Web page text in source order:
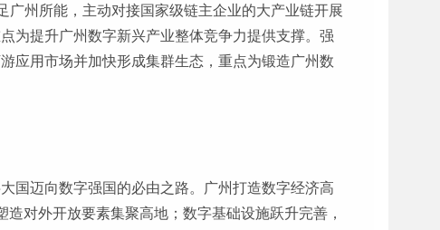
广州所能，主动对接国家级链主企业的大产业链开展
为提升广州数字新兴产业整体竞争力提供支撑。强
应用市场并加快形成集群生态，重点为锻造广州数
国迈向数字强国的必由之路。广州打造数字经济高
对外开放要素集聚高地；数字基础设施跃升完善，